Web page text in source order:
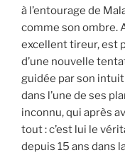
à l’entourage de
comme son ombre.
excellent tireur, est
d’une nouvelle
guidée par son
dans l’une de ses
inconnu, qui après
tout : c’est lui le
depuis 15 ans dans